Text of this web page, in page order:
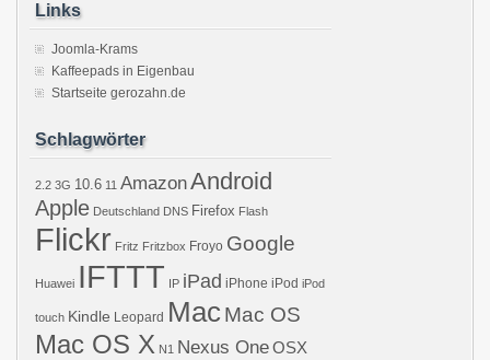
Links
Joomla-Krams
Kaffeepads in Eigenbau
Startseite gerozahn.de
Schlagwörter
2.2 3G 10.6 11 AmazonAndroid
Apple Deutschland DNS Firefox Flash
Flickr Fritz Fritzbox Froyo Google
Huawei IFTTT IP iPad iPhone iPod iPod
touch Kindle Leopard MacMac OS
Mac OS X N1 Nexus OneOSX